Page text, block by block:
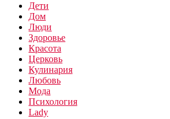
Дети
Дом
Люди
Здоровье
Красота
Церковь
Кулинария
Любовь
Мода
Психология
Lady